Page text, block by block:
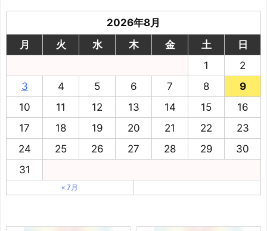
2026年8月
月
火 水 木 金 土
日
1
2
3
4 5 6 7 8
9
10
11 12 13 14 15
16
17
18 19 20 21 22
23
24
25 26 27 28 29
30
31
« 7月